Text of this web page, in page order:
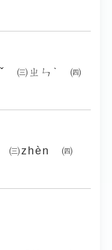
ˇ ㈢ㄓㄣˋ ㈣
㈢zhèn ㈣